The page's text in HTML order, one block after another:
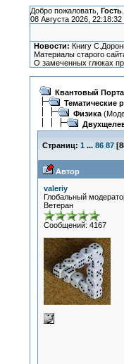
Добро пожаловать, Гость
08 Августа 2026, 22:18:32
Новости: Книгу
Материалы старого
О замеченных глюках
Квантовый
Тематические
Физика
Страниц: 1 ... 86 87[
Автор
valeriy
Глобальный
Ветеран
Сообщений: 4167